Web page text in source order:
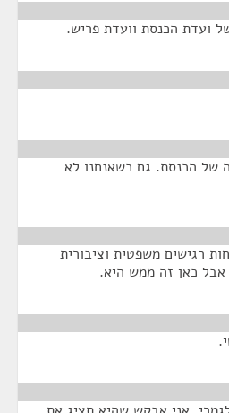
ועדת הכנסת וועדת פריש.
של הכנסת. גם כשאנחנו לא
רגישים משפטית וציבורית
כאן זה ממש היא.